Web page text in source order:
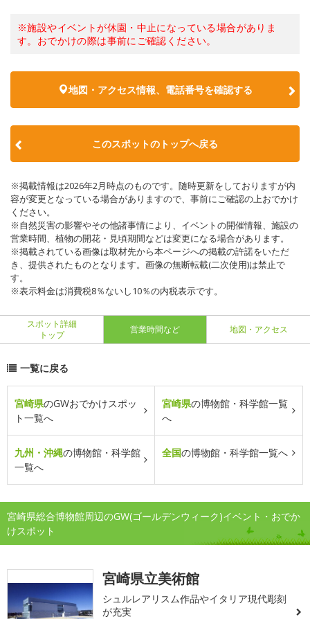
※施設やイベントが休園・中止になっている場合がありま
す。おでかけの際は事前にご確認ください。
地図・アクセス情報、電話番号を確認する
このスポットのトップへ戻る
※掲載情報は2026年2月時点のものです。随時更新をしておりますが内
容が変更となっている場合がありますので、事前にご確認の上おでかけ
ください。
※自然災害の影響やその他諸事情により、イベントの開催情報、施設の
営業時間、植物の開花・見頃期間などは変更になる場合があります。
※掲載されている画像は取材先から本ページへの掲載の許諾をいただ
き、提供されたものとなります。画像の無断転載(二次使用)は禁止で
す。
※表示料金は消費税8％ないし10％の内税表示です。
スポット詳細
トップ
営業時間など 地図・アクセス
一覧に戻る
宮崎県のGWおでかけスポッ
ト一覧へ
宮崎県の博物館・科学館一覧
へ
九州・沖縄の博物館・科学館
一覧へ
全国の博物館・科学館一覧へ
宮崎県総合博物館周辺のGW(ゴールデンウィーク)イベント・おでか
けスポット
宮崎県立美術館
シュルレアリスム作品やイタリア現代彫刻
が充実